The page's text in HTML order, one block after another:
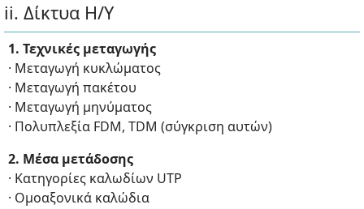
ii. Δίκτυα Η/Υ
1. Τεχνικές μεταγωγής
· Μεταγωγή κυκλώματος
· Μεταγωγή πακέτου
· Μεταγωγή μηνύματος
· Πολυπλεξία FDM, TDM (σύγκριση αυτών)
2. Μέσα μετάδοσης
· Κατηγορίες καλωδίων UTP
· Ομοαξονικά καλώδια